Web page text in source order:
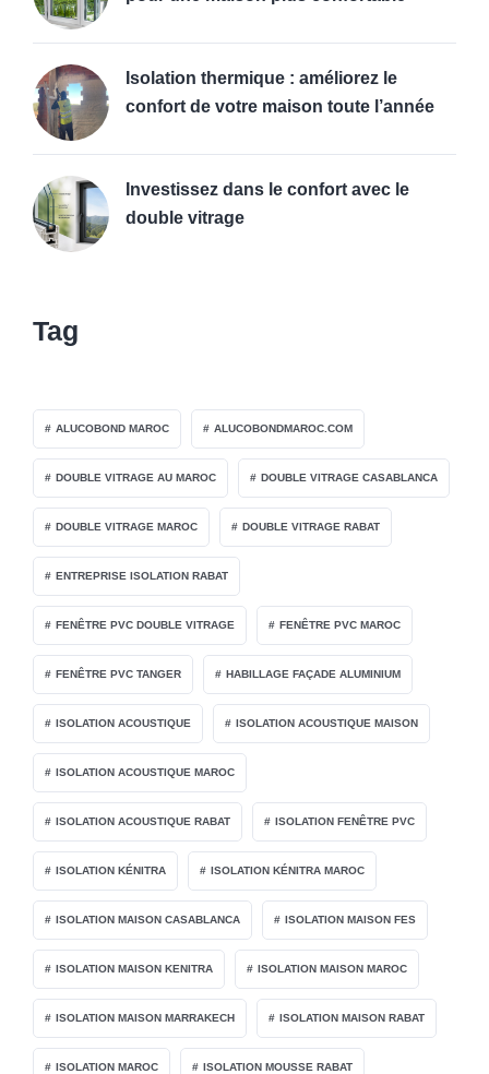
Isolation thermique : améliorez le
confort de votre maison toute l’année
Investissez dans le confort avec le
double vitrage
Tag
ALUCOBOND MAROC ALUCOBONDMAROC.COM
DOUBLE VITRAGE AU MAROC DOUBLE VITRAGE CASABLANCA
DOUBLE VITRAGE MAROC DOUBLE VITRAGE RABAT
ENTREPRISE ISOLATION RABAT
FENÊTRE PVC DOUBLE VITRAGE FENÊTRE PVC MAROC
FENÊTRE PVC TANGER HABILLAGE FAÇADE ALUMINIUM
ISOLATION ACOUSTIQUE ISOLATION ACOUSTIQUE MAISON
ISOLATION ACOUSTIQUE MAROC
ISOLATION ACOUSTIQUE RABAT ISOLATION FENÊTRE PVC
ISOLATION KÉNITRA ISOLATION KÉNITRA MAROC
ISOLATION MAISON CASABLANCA ISOLATION MAISON FES
ISOLATION MAISON KENITRA ISOLATION MAISON MAROC
ISOLATION MAISON MARRAKECH ISOLATION MAISON RABAT
ISOLATION MAROC ISOLATION MOUSSE RABAT